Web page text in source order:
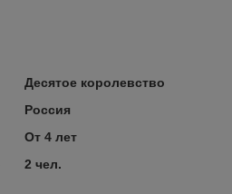
Десятое королевство
Россия
От 4 лет
2 чел.